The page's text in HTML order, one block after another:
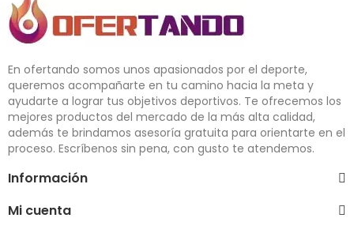
En ofertando somos unos apasionados por el deporte,
queremos acompañarte en tu camino hacia la meta y
ayudarte a lograr tus objetivos deportivos. Te ofrecemos los
mejores productos del mercado de la más alta calidad,
además te brindamos asesoría gratuita para orientarte en el
proceso. Escríbenos sin pena, con gusto te atendemos.
Información
Mi cuenta